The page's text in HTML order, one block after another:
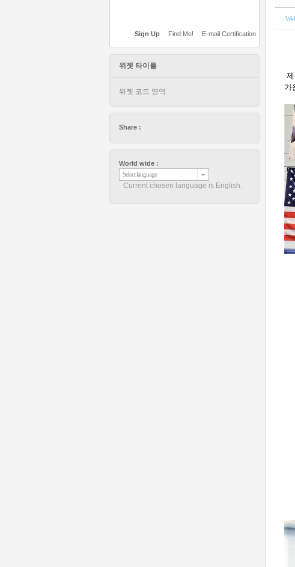
Sign Up Find Me! E-mail Certification
위젯 타이틀
위젯 코드 영역
Share :
World wide :
Select language
Current chosen language is English.
가